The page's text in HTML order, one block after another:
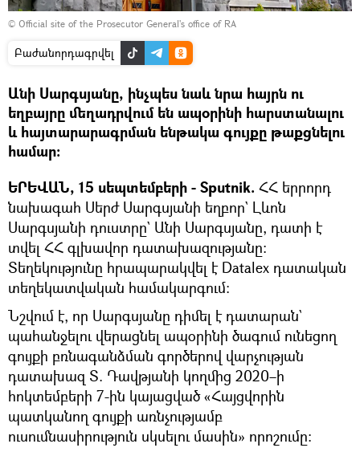
© Official site of the Prosecutor General's office of RA
Բաժանորդագրվել
Անի Սարգսյանը, ինչպես նաև նրա հայրն ու
եղբայրը մեղադրվում են ապօրինի հարստանալու
և հայտարարագրման ենթակա գույքը թաքցնելու
համար։
ԵՐԵՎԱՆ, 15 սեպտեմբերի - Sputnik. ՀՀ երրորդ
նախագահ Սերժ Սարգսյանի եղբոր` Լևոն
Սարգսյանի դուստրը` Անի Սարգսյանը, դատի է
տվել ՀՀ գլխավոր դատախազությանը։
Տեղեկությունը հրապարակվել է Datalex դատական
տեղեկատվական համակարգում։
Նշվում է, որ Սարգսյանը դիմել է դատարան`
պահանջելու վերացնել ապօրինի ծագում ունեցող
գույքի բռնագանձման գործերով վարչության
դատախազ Տ. Դավթյանի կողմից 2020–ի
հոկտեմբերի 7-ին կայացված «Հայցվորին
պատկանող գույքի առնչությամբ
ուսումնասիրություն սկսելու մասին» որոշումը։